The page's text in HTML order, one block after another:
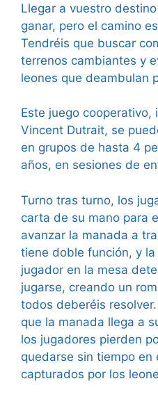
Llegar a vuestro
ganar, pero el camino
Tendréis que buscar
terrenos cambiantes y
leones que deambulan
Este juego cooperativo,
Vincent Dutrait, se
en grupos de hasta 4
años, en sesiones de
Turno tras turno, los
carta de su mano para
avanzar la manada a
tiene doble función, y
jugador en la mesa
jugarse, creando un
todos deberéis
que la manada llega a
los jugadores pierden
quedarse sin tiempo en
capturados por los